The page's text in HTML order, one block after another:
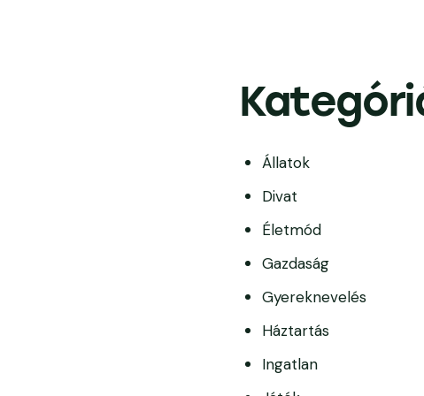
Állatok
Divat
Életmód
Gazdaság
Gyereknevelés
Háztartás
Ingatlan